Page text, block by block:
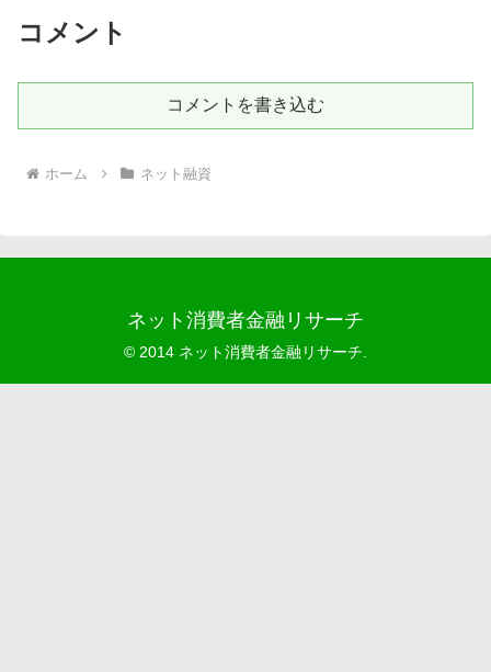
コメント
コメントを書き込む
ホーム ネット融資
ネット消費者金融リサーチ
© 2014 ネット消費者金融リサーチ.